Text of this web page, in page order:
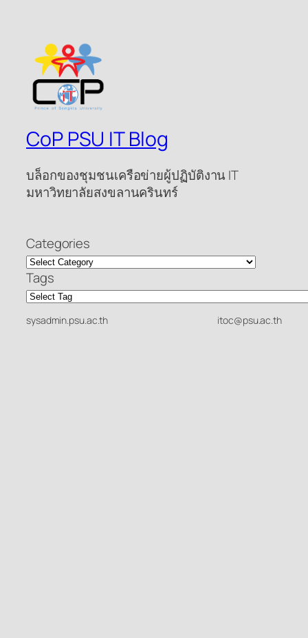
CoP PSU IT Blog
บล็อกของชุมชนเครือข่ายผู้ปฏิบัติงาน IT
มหาวิทยาลัยสงขลานครินทร์
Categories
Tags
sysadmin.psu.ac.th itoc@psu.ac.th